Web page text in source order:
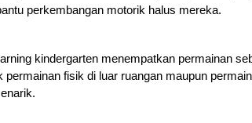
perkembangan motorik halus mereka.
kindergarten menempatkan permainan
permainan fisik di luar ruangan maupun